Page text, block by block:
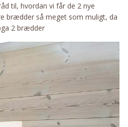
til, hvordan vi får de 2 nye
brædder så meget som muligt, da
2 brædder